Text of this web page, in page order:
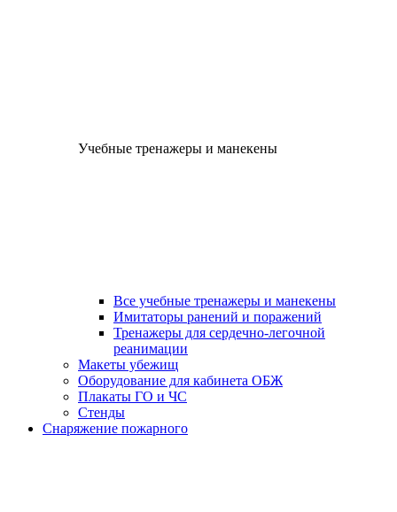
Учебные тренажеры и манекены
Все учебные тренажеры и манекены
Имитаторы ранений и поражений
Тренажеры для сердечно-легочной
реанимации
Макеты убежищ
Оборудование для кабинета ОБЖ
Плакаты ГО и ЧС
Стенды
Снаряжение пожарного